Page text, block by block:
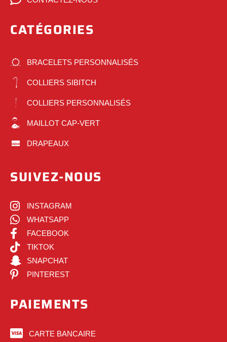
CATÉGORIES
BRACELETS PERSONNALISÉS
COLLIERS SIBITCH
COLLIERS PERSONNALISÉS
MAILLOT CAP-VERT
DRAPEAUX
SUIVEZ-NOUS
INSTAGRAM
WHATSAPP
FACEBOOK
TIKTOK
SNAPCHAT
PINTEREST
PAIEMENTS
CARTE BANCAIRE